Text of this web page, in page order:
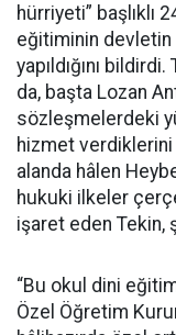
hürriyeti” başlıklı
eğitiminin
yapıldığını bildirdi.
da, başta Lozan
sözleşmelerdeki
hizmet
alanda hâlen
hukuki ilkeler
işaret eden Tekin,
“Bu okul dini
Özel Öğretim